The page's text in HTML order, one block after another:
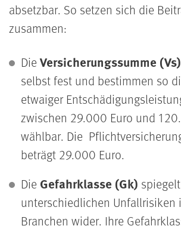
absetzbar. So setzen sich die
zusammen:
DieVersicherungssumme (Vs)
selbst fest und bestimmen so
etwaiger
zwischen 29.000 Euro und
wählbar. Die
beträgt 29.000 Euro.
Die Gefahrklasse (Gk)
unterschiedlichen Unfallrisiken
Branchen wider. Ihre